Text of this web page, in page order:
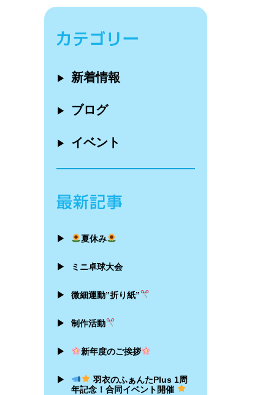
▶ 新着情報
▶ ブログ
▶ イベント
▶ 夏休み
▶ ミニ卓球大会
▶ 微細運動”折り紙”
▶ 制作活動
▶ 新年度のご挨拶
▶
羽衣のふぁんたPlus 1周
年記念！合同イベント開催